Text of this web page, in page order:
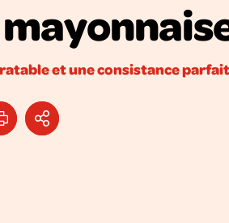
et une consistance